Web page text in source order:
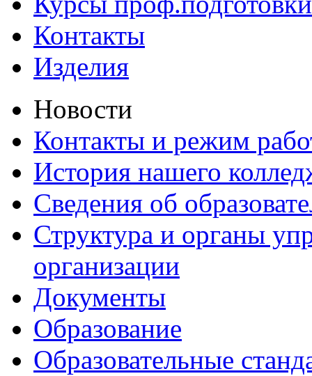
Контакты
Изделия
Новости
Контакты и режим
История нашего
Сведения об
Структура и органы
организации
Документы
Образование
Образовательные